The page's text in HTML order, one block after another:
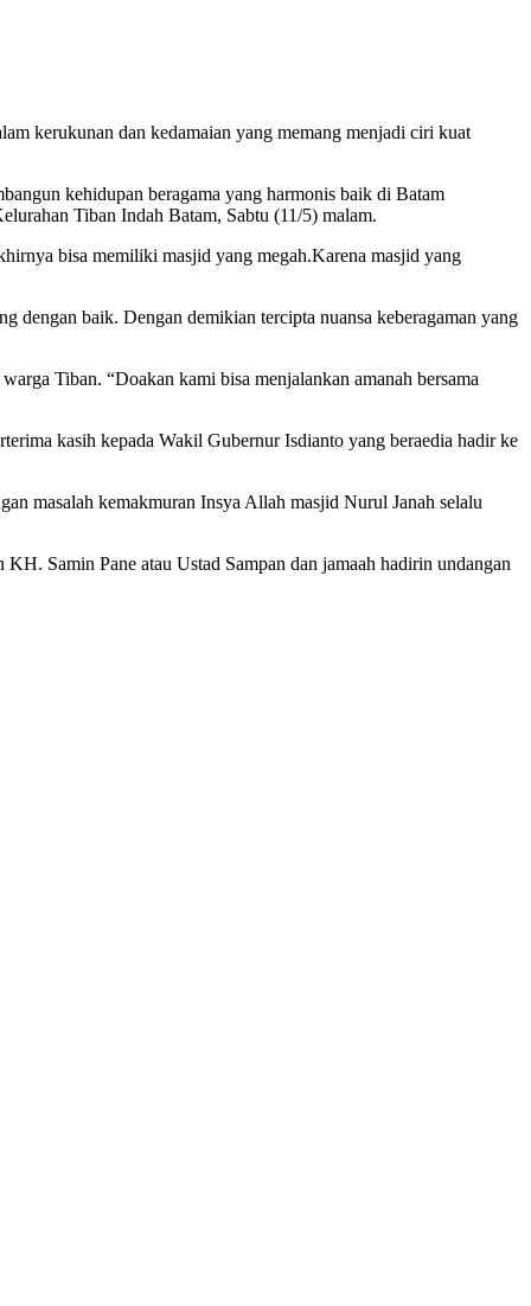
kerukunan dan kedamaian yang memang menjadi ciri kuat
kehidupan beragama yang harmonis baik di Batam
Tiban Indah Batam, Sabtu (11/5) malam.
bisa memiliki masjid yang megah.Karena masjid yang
dengan baik. Dengan demikian tercipta nuansa keberagaman yang
Tiban. “Doakan kami bisa menjalankan amanah bersama
kasih kepada Wakil Gubernur Isdianto yang beraedia hadir ke
masalah kemakmuran Insya Allah masjid Nurul Janah selalu
Samin Pane atau Ustad Sampan dan jamaah hadirin undangan